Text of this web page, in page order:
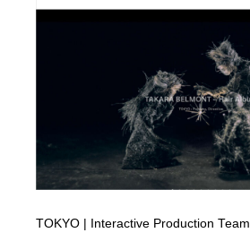
TOKYO | Interactive Production Team